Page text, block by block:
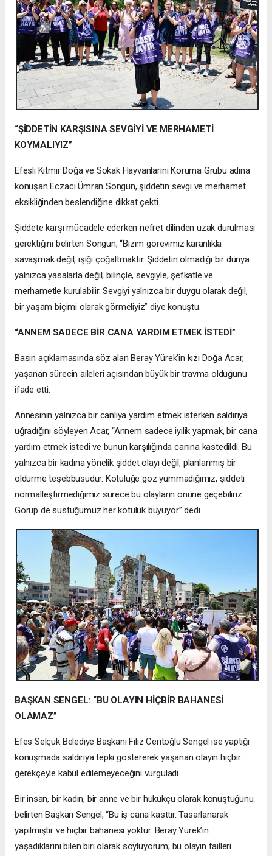
“ŞİDDETİN KARŞISINA SEVGİYİ VE MERHAMETİ
KOYMALIYIZ”
Efesli Kıtmir Doğa ve Sokak Hayvanlarını Koruma Grubu adına
konuşan Eczacı Ümran Songun, şiddetin sevgi ve merhamet
eksikliğinden beslendiğine dikkat çekti.
Şiddete karşı mücadele ederken nefret dilinden uzak durulması
gerektiğini belirten Songun, “Bizim görevimiz karanlıkla
savaşmak değil, ışığı çoğaltmaktır. Şiddetin olmadığı bir dünya
yalnızca yasalarla değil; bilinçle, sevgiyle, şefkatle ve
merhametle kurulabilir. Sevgiyi yalnızca bir duygu olarak değil,
bir yaşam biçimi olarak görmeliyiz” diye konuştu.
“ANNEM SADECE BİR CANA YARDIM ETMEK İSTEDİ”
Basın açıklamasında söz alan Beray Yürek’in kızı Doğa Acar,
yaşanan sürecin aileleri açısından büyük bir travma olduğunu
ifade etti.
Annesinin yalnızca bir canlıya yardım etmek isterken saldırıya
uğradığını söyleyen Acar, “Annem sadece iyilik yapmak, bir cana
yardım etmek istedi ve bunun karşılığında canına kastedildi. Bu
yalnızca bir kadına yönelik şiddet olayı değil, planlanmış bir
öldürme teşebbüsüdür. Kötülüğe göz yummadığımız, şiddeti
normalleştirmediğimiz sürece bu olayların önüne geçebiliriz.
Görüp de sustuğumuz her kötülük büyüyor” dedi.
BAŞKAN SENGEL: “BU OLAYIN HİÇBİR BAHANESİ
OLAMAZ”
Efes Selçuk Belediye Başkanı Filiz Ceritoğlu Sengel ise yaptığı
konuşmada saldırıya tepki göstererek yaşanan olayın hiçbir
gerekçeyle kabul edilemeyeceğini vurguladı.
Bir insan, bir kadın, bir anne ve bir hukukçu olarak konuştuğunu
belirten Başkan Sengel, “Bu iş cana kasttır. Tasarlanarak
yapılmıştır ve hiçbir bahanesi yoktur. Beray Yürek’in
yaşadıklarını bilen biri olarak söylüyorum; bu olayın failleri